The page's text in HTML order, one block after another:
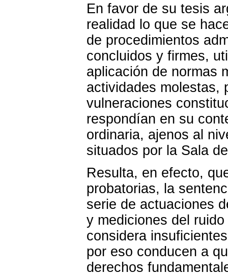
En favor de su tesis
realidad lo que se
de procedimientos
concluidos y firmes,
aplicación de normas
actividades molestas,
vulneraciones
respondían en su
ordinaria, ajenos al
situados por la Sala
Resulta, en efecto,
probatorias, la
serie de actuaciones
y mediciones del
considera
por eso conducen a
derechos